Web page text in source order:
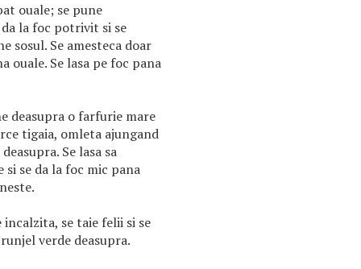
ouale; se pune
la foc potrivit si se
sosul. Se amesteca doar
ouale. Se lasa pe foc pana
deasupra o farfurie mare
tigaia, omleta ajungand
Se lasa sa
se da la foc mic pana
se taie felii si se
verde deasupra.